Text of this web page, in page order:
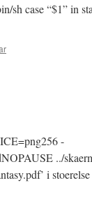
case “$1” in
-
../
i